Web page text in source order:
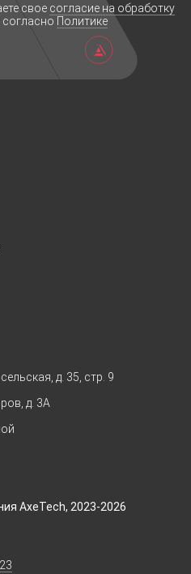
1 шт. IR
1 шт. Audio-in
свое согласие на обработку
согласно Политике
д. 35, стр. 9
д. 3А
AxeTech, 2023-2026